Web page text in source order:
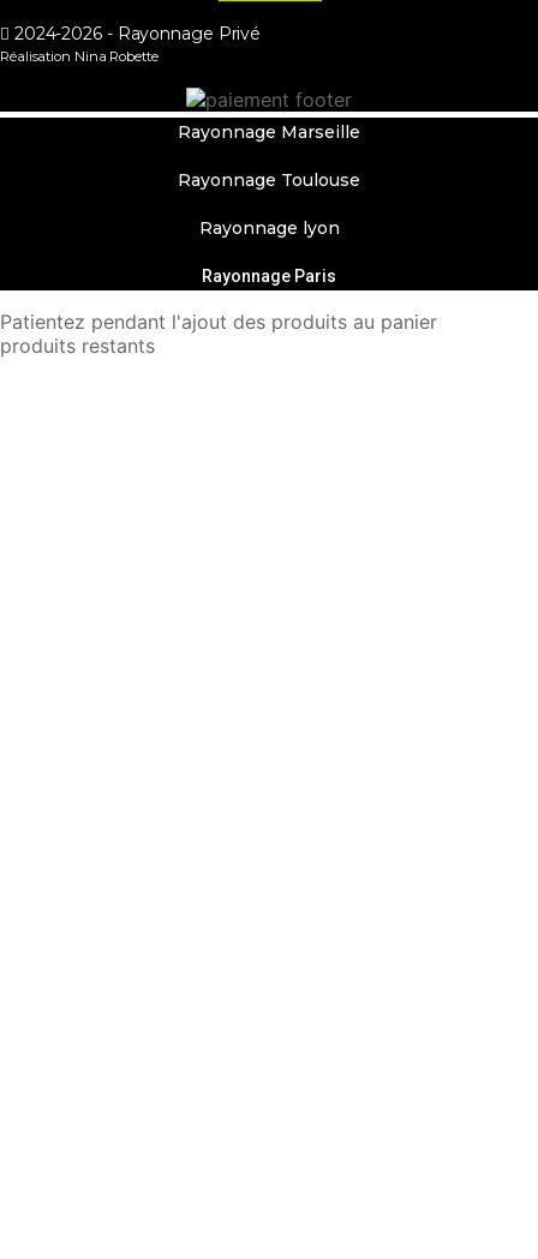
2024-2026 - Rayonnage Privé
Réalisation Nina Robette
Rayonnage Marseille
Rayonnage Toulouse
Rayonnage lyon
Rayonnage Paris
Patientez pendant l'ajout des produits au panier
produits restants